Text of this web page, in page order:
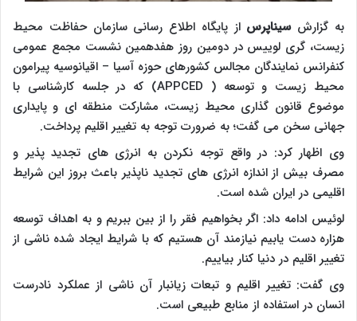
به گزارشسیناپرس از پایگاه اطلاع رسانی سازمان حفاظت محیط
زیست، گری لوییس در دومین روز هفدهمین نشست مجمع عمومی
کنفرانس نمایندگان مجالس کشورهای حوزه آسیا – اقیانوسیه پیرامون
محیط زیست و توسعه ( APPCED) که در جلسه کارشناسی با
موضوع قانون گذاری محیط زیست، مشارکت منطقه ای و پایداری
جهانی سخن می گفت؛ به ضرورت توجه به تغییر اقلیم پرداخت.
وی اظهار کرد: در واقع توجه نکردن به انرژی های تجدید پذیر و
مصرف بیش از اندازه انرژی های تجدید ناپذیر باعث بروز این شرایط
اقلیمی در ایران شده است.
لوئیس ادامه داد: اگر بخواهیم فقر را از بین ببریم و به اهداف توسعه
هزاره دست یابیم نیازمند آن هستیم که با شرایط ایجاد شده ناشی از
تغییر اقلیم در دنیا کنار بیاییم.
وی گفت: تغییر اقلیم و تبعات زیانبار آن ناشی از عملکرد نادرست
انسان در استفاده از منابع طبیعی است.